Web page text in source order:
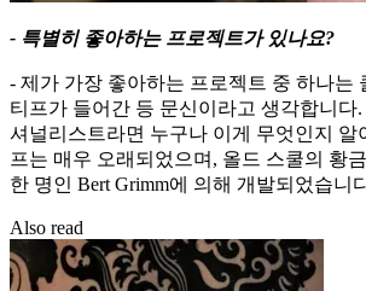
- 특별히 좋아하는 프로젝트가 있나요?
- 제가 가장 좋아하는 프로젝트 중 하나는
티프가 들어간 등 문신이라고 생각합니다.
셔널리스트라면 누구나 이게 무엇인지 알
프는 매우 오래되었으며, 올드 스쿨의 황
한 명인 Bert Grimm에 의해 개발되었습니
Also read